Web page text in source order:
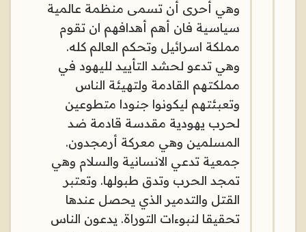
وهي أحرى أن تسمى منظمة عالمية
سياسية فان أهم أهدافهم ان تقوم
مملكة اسرائيل وتحكم العالم كله.
وهي تدعو لحشد التأييد لليهود في
مملكتهم القادمة ولتهيئة الناس
وتعبئتهم ليكونوا جنودا متطوعين
لحرب يهودية مقدسة قادمة ضد
المسلمين وهي معركة أرمجدون.
جمعية تدعي الانسانية والسلام وهي
تمجد الحرب وتدق طبولها. وتعتبر
القتل والتدمير الذي يحصل عندها
تحقيقا لنبوءات التوراة. يدعون الناس